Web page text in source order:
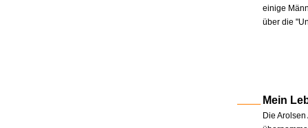
einige
über die
Mein
Die